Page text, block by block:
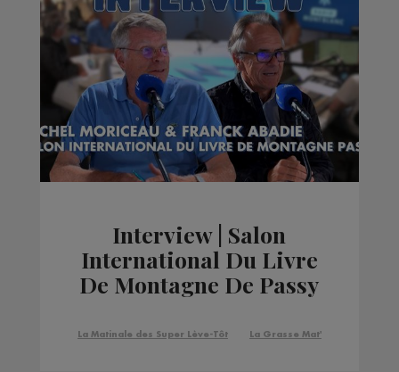
Interview | Salon
International Du Livre
De Montagne De Passy
La Matinale des Super Lève-Tôt La Grasse Mat'